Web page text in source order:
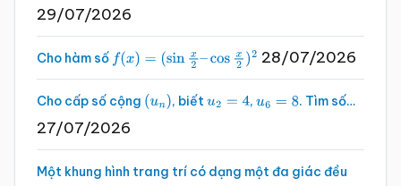
29/07/2026
Cho hàm số f(x)=(sinx2 –cosx2 )2 28/07/2026
Cho cấp số cộng (un), biếtu2 =4 , u6 =8 . Tìm số…
27/07/2026
Một khung hình trang trí có dạng một đa giác đều